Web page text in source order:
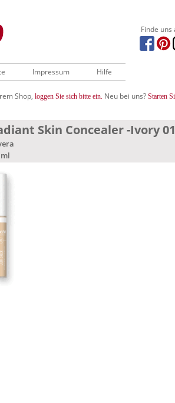
Finde uns
Impressum Hilfe
Shop, loggen Sie sich bitte ein. Neu bei uns? Starten
Skin Concealer -Ivory